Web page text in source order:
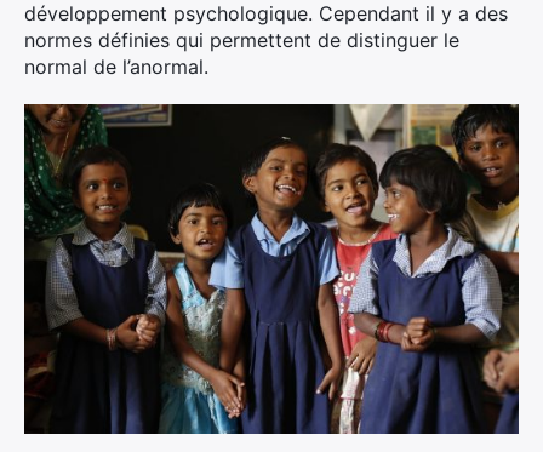
développement psychologique. Cependant il y a des
normes définies qui permettent de distinguer le
normal de l’anormal.